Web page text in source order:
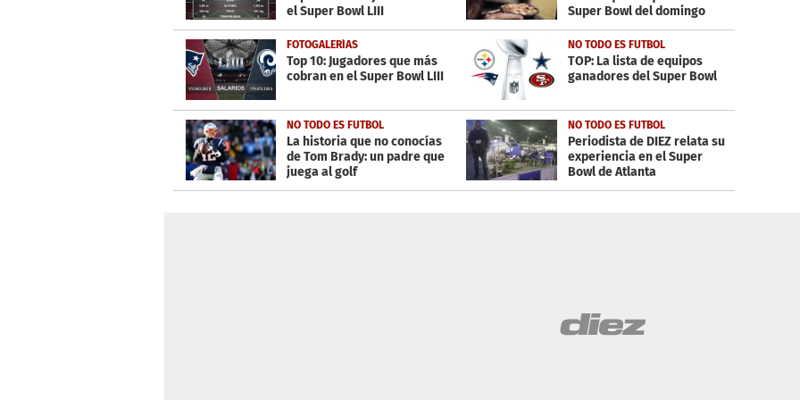
secondsVolume
0%
el Super Bowl LIII
Super Bowl del domingo
FOTOGALERÍAS
Top 10: Jugadores que más
cobran en el Super Bowl LIII
NO TODO ES FUTBOL
TOP: La lista de equipos
ganadores del Super Bowl
NO TODO ES FUTBOL
La historia que no conocías
de Tom Brady: un padre que
juega al golf
NO TODO ES FUTBOL
Periodista de DIEZ relata su
experiencia en el Super
Bowl de Atlanta